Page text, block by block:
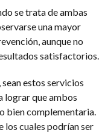
se trata de ambas
una mayor
aunque no
satisfactorios.
sean estos servicios
lograr que ambos
bien complementaria.
los cuales podrían ser